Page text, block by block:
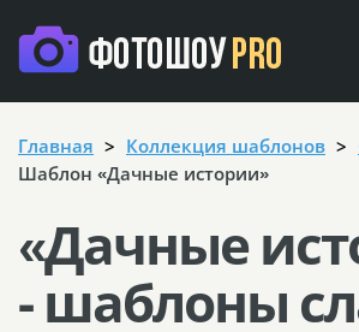
Главная Коллекция шаблонов
Шаблон «Дачные истории»
«Дачные
- шаблоны